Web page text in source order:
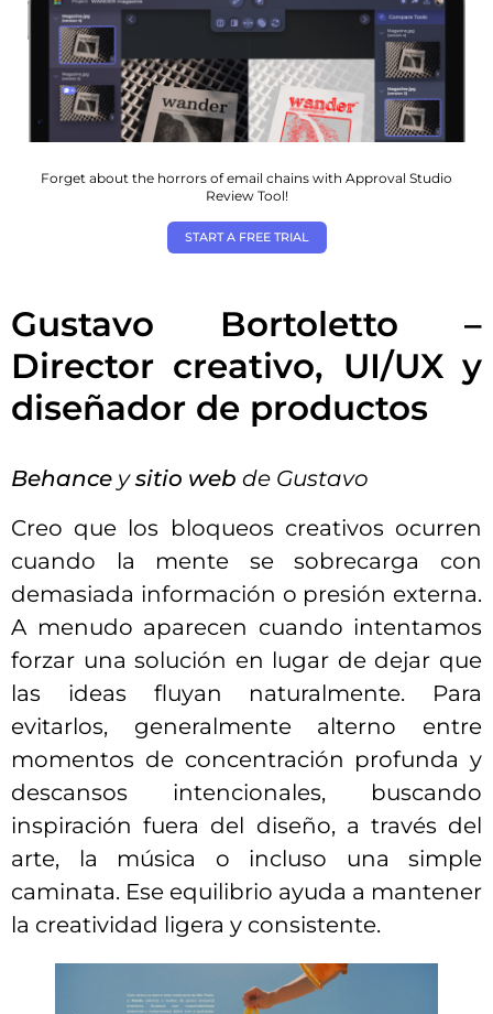
Forget about the horrors of email chains with Approval Studio
Review Tool!
START A FREE TRIAL
Gustavo Bortoletto –
Director creativo, UI/UX y
diseñador de productos
Behance ysitio web de Gustavo
Creo que los bloqueos creativos ocurren
cuando la mente se sobrecarga con
demasiada información o presión externa.
A menudo aparecen cuando intentamos
forzar una solución en lugar de dejar que
las ideas fluyan naturalmente. Para
evitarlos, generalmente alterno entre
momentos de concentración profunda y
descansos intencionales, buscando
inspiración fuera del diseño, a través del
arte, la música o incluso una simple
caminata. Ese equilibrio ayuda a mantener
la creatividad ligera y consistente.